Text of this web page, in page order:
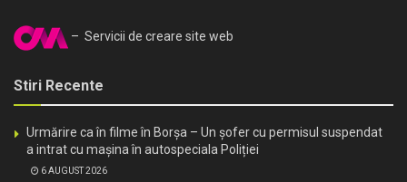
– Servicii de creare site web
Stiri Recente
Urmărire ca în filme în Borșa – Un șofer cu permisul suspendat
a intrat cu mașina în autospeciala Poliției
6 AUGUST 2026